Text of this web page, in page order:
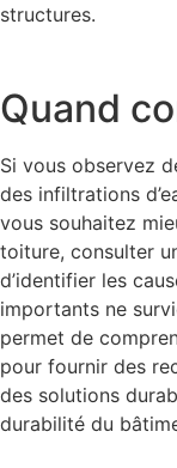
structures.
Quand
Si vous observez
des infiltrations
vous souhaitez
toiture, consulter
d’identifier les
importants ne
permet de
pour fournir des
des solutions
durabilité du